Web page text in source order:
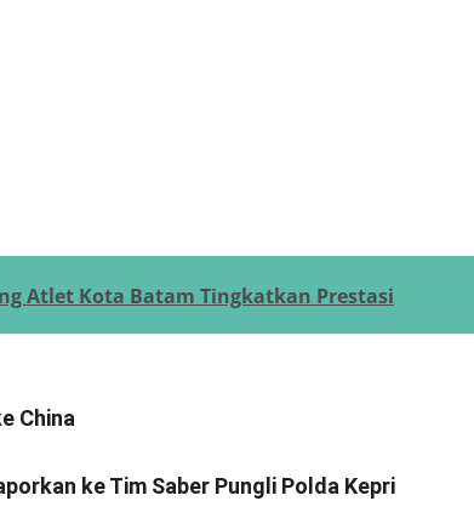
Atlet Kota Batam Tingkatkan Prestasi
China
ke Tim Saber Pungli Polda Kepri